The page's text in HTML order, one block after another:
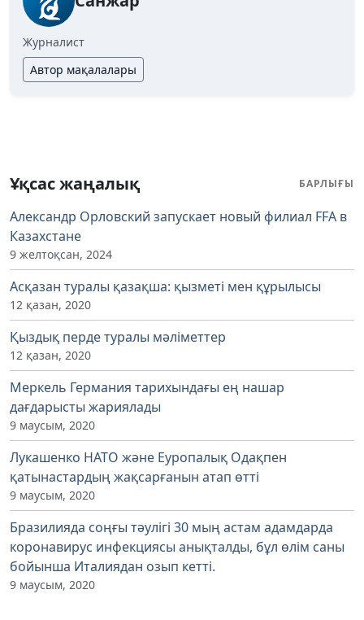
Журналист
Автор мақалалары
Ұқсас жаңалық БАРЛЫҒЫ
Александр Орловский запускает новый филиал FFA в
Казахстане
9 желтоқсан, 2024
Асқазан туралы қазақша: қызметі мен құрылысы
12 қазан, 2020
Қыздық перде туралы мәліметтер
12 қазан, 2020
Меркель Германия тарихындағы ең нашар
дағдарысты жариялады
9 маусым, 2020
Лукашенко НАТО және Еуропалық Одақпен
қатынастардың жақсарғанын атап өтті
9 маусым, 2020
Бразилияда соңғы тәулігі 30 мың астам адамдарда
коронавирус инфекциясы анықталды, бұл өлім саны
бойынша Италиядан озып кетті.
9 маусым, 2020